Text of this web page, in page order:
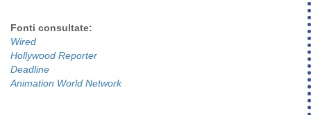
Fonti consultate:
Wired
Hollywood Reporter
Deadline
Animation World Network